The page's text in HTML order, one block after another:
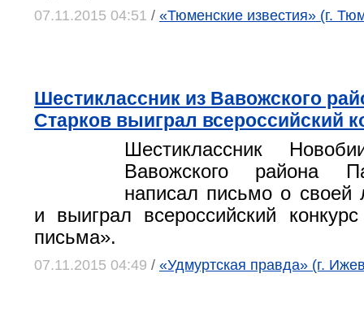
07.11.2015 04:51 / «Тюменские известия» (г.
Шестиклассник из Вавожского
Старков выиграл всероссийский
Шестиклассник
Вавожского района
написал письмо о своей
и выиграл всероссийский
письма».
07.11.2015 04:49 / «Удмуртская правда» (г.